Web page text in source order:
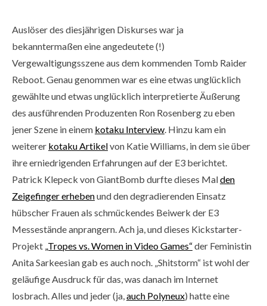
Auslöser des diesjährigen Diskurses war ja
bekanntermaßen eine angedeutete (!)
Vergewaltigungsszene aus dem kommenden Tomb Raider
Reboot. Genau genommen war es eine etwas unglücklich
gewählte und etwas unglücklich interpretierte Äußerung
des ausführenden Produzenten Ron Rosenberg zu eben
jener Szene in einem kotaku Interview. Hinzu kam ein
weiterer kotaku Artikelvon Katie Williams, in dem sie über
ihre erniedrigenden Erfahrungen auf der E3 berichtet.
Patrick Klepeck von GiantBomb durfte dieses Malden
Zeigefinger erhebenund den degradierenden Einsatz
hübscher Frauen als schmückendes Beiwerk der E3
Messestände anprangern. Ach ja, und dieses Kickstarter-
Projekt „Tropes vs. Women in Video Games“der Feministin
Anita Sarkeesian gab es auch noch. „Shitstorm“ ist wohl der
geläufige Ausdruck für das, was danach im Internet
losbrach. Alles und jeder (ja,auch Polyneux) hatte eine